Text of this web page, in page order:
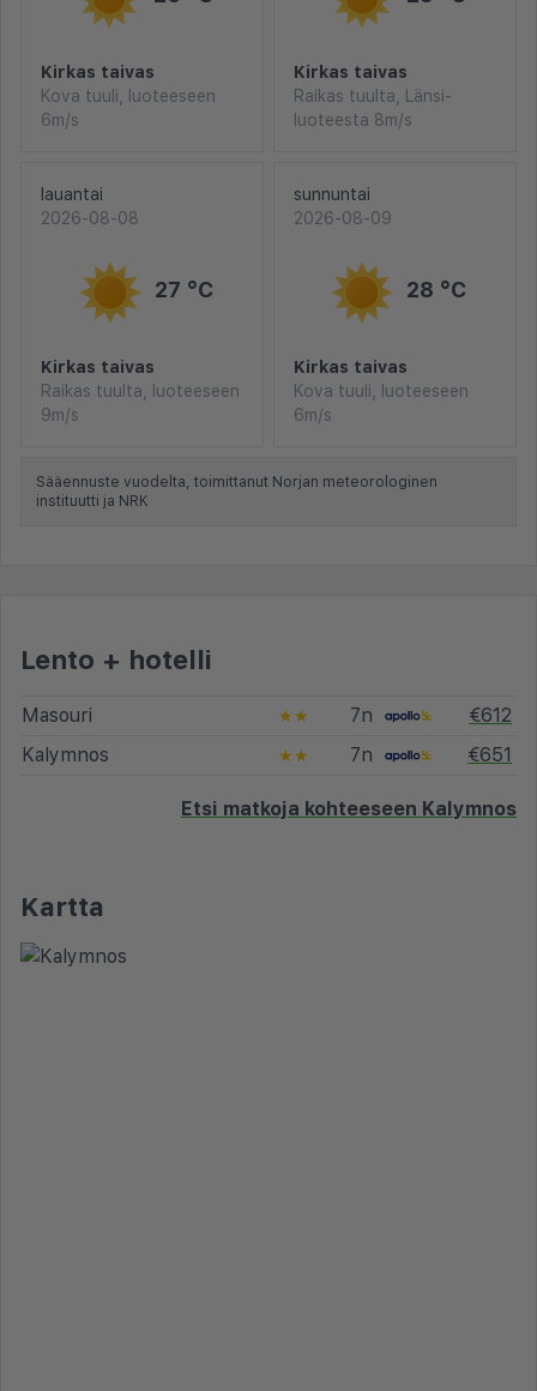
Kirkas taivas
Kova tuuli, luoteeseen
6m/s
Kirkas taivas
Raikas tuulta, Länsi-
luoteesta 8m/s
lauantai
2026-08-08
27 °C
Kirkas taivas
Raikas tuulta, luoteeseen
9m/s
sunnuntai
2026-08-09
28 °C
Kirkas taivas
Kova tuuli, luoteeseen
6m/s
Sääennuste vuodelta, toimittanut Norjan meteorologinen
instituutti ja NRK
Lento + hotelli
Masouri ★★ 7n
€612
Kalymnos
★★ 7n €651
Etsi matkoja kohteeseen Kalymnos
Kartta